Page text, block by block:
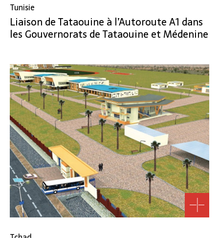
Tunisie
Liaison de Tataouine à l’Autoroute A1 dans
les Gouvernorats de Tataouine et Médenine